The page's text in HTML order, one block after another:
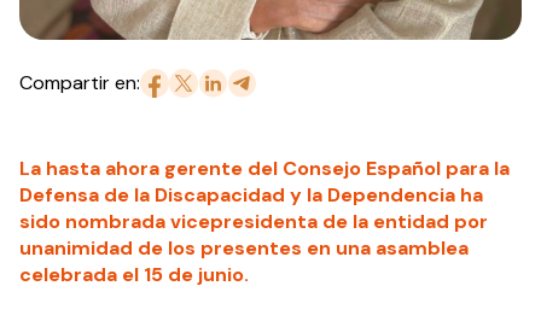
Compartir en:
La hasta ahora gerente del Consejo Español para la
Defensa de la Discapacidad y la Dependencia ha
sido nombrada vicepresidenta de la entidad por
unanimidad de los presentes en una asamblea
celebrada el 15 de junio.